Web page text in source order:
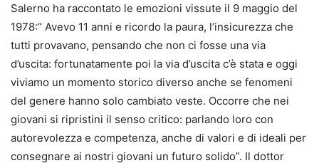
Salerno ha raccontato le emozioni vissute il 9 maggio del
1978:” Avevo 11 anni e ricordo la paura, l’insicurezza che
tutti provavano, pensando che non ci fosse una via
d’uscita: fortunatamente poi la via d’uscita c’è stata e oggi
viviamo un momento storico diverso anche se fenomeni
del genere hanno solo cambiato veste. Occorre che nei
giovani si ripristini il senso critico: parlando loro con
autorevolezza e competenza, anche di valori e di ideali per
consegnare ai nostri giovani un futuro solido”. Il dottor